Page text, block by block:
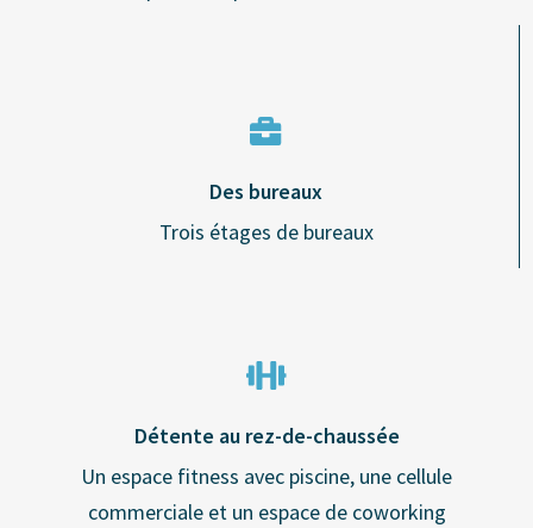
Des bureaux
Trois étages de bureaux
Détente au rez-de-chaussée
Un espace fitness avec piscine, une cellule
commerciale et un espace de coworking